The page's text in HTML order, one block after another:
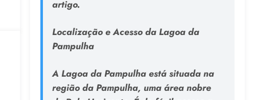
artigo.
Localização e Acesso da Lagoa da
Pampulha
A Lagoa da Pampulha está situada na
região da Pampulha, uma área nobre